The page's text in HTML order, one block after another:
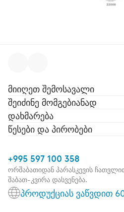
მიიღეთ შემოსავალი
შეიძინე მომგებიანად
დახმარება
წესები და პირობები
+995 597 100 358
ორშაბათიდან პარასკევის
შაბათ-კვირა დასვენება.
პროდუქციას ვაწვდით